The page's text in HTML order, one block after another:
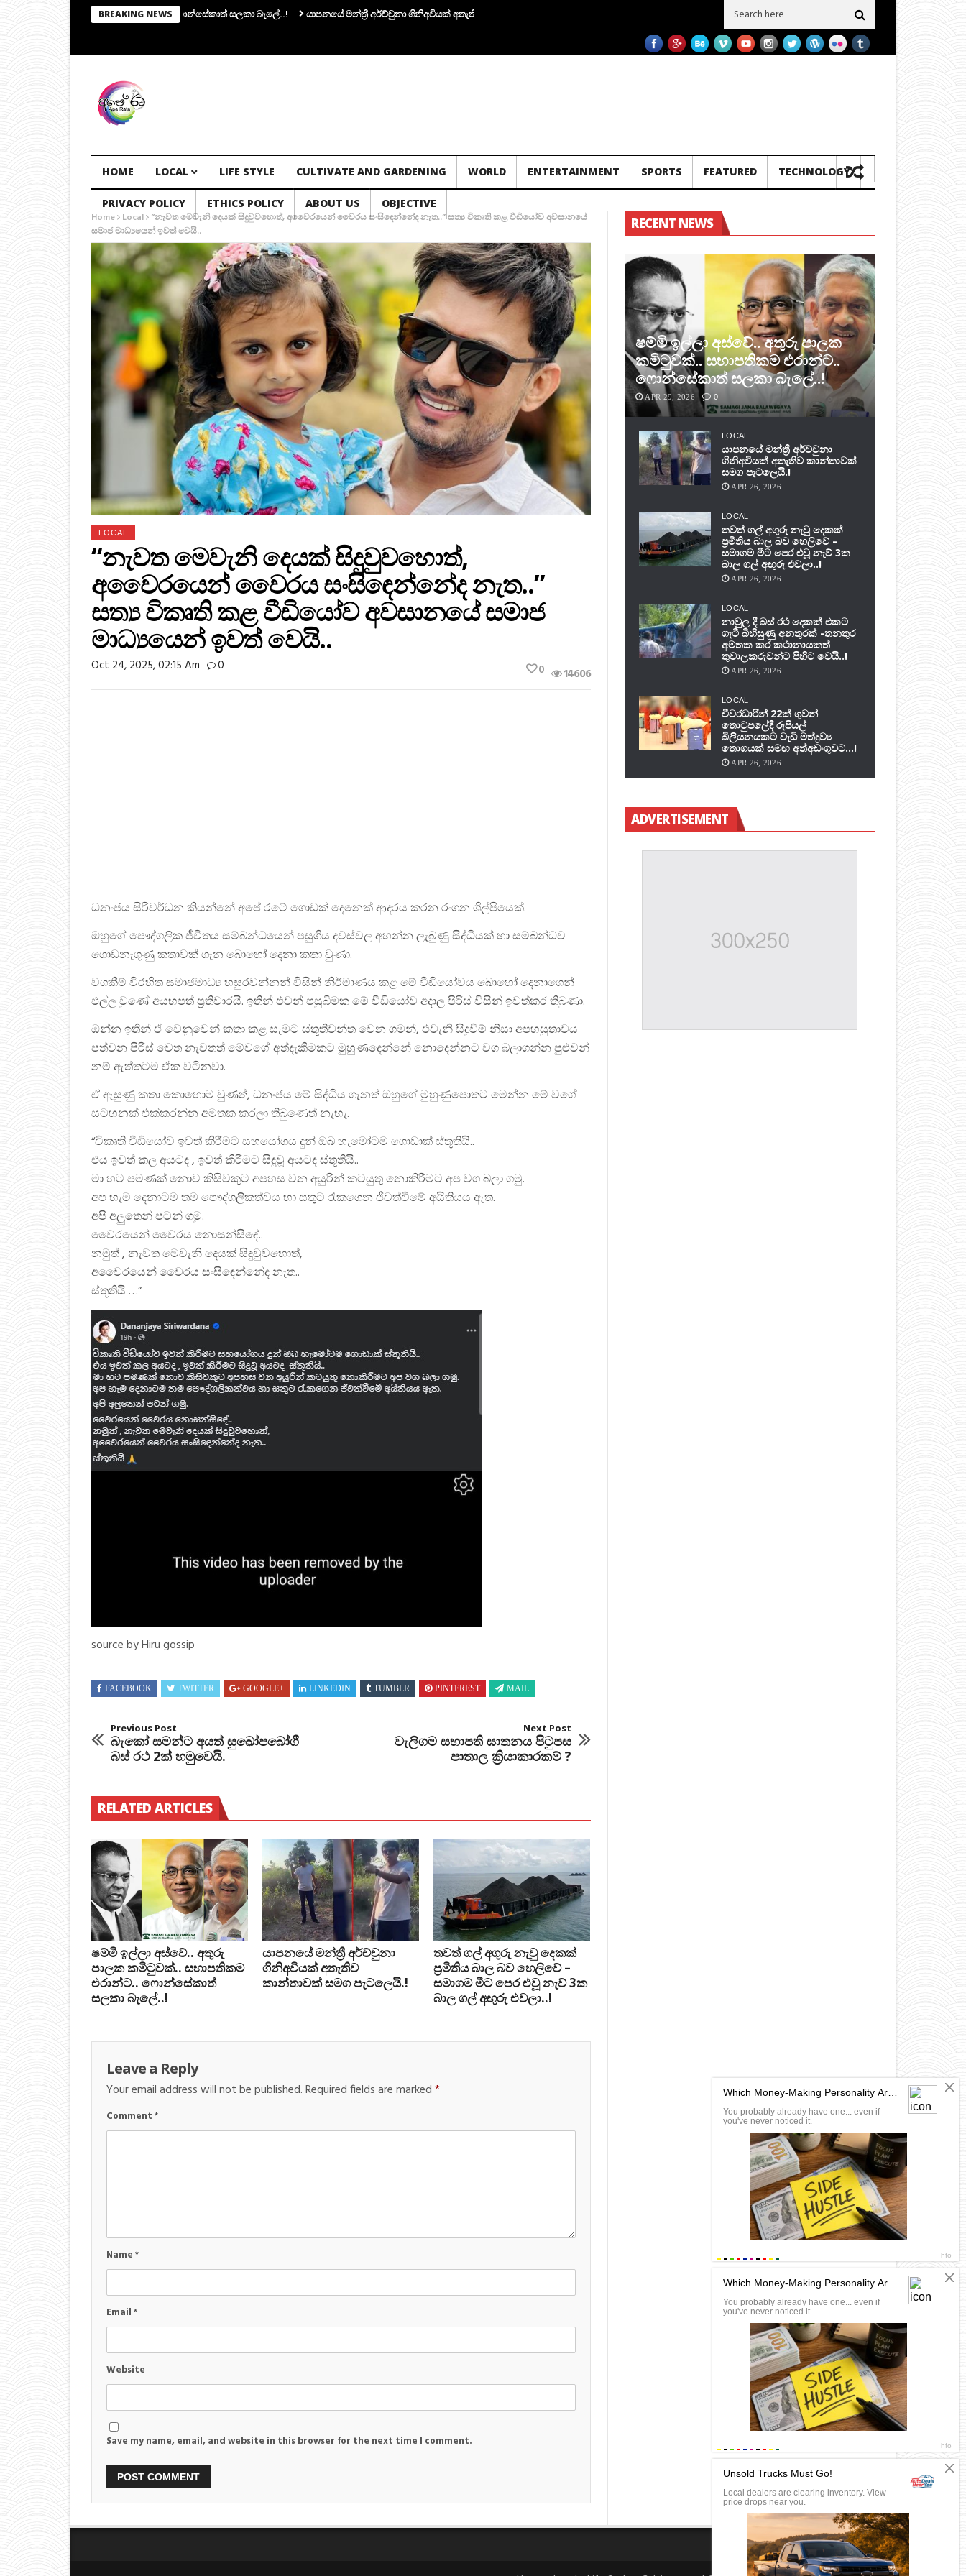
BREAKING NEWS
සභාපතිකම එරාන්ට.. ෆොන්සේකාත් සලකා බැලේ..! යාපනයේ මන්ත්‍රී අර්ච්චුනා ගිනිඅවියක් අතැතිව කාන්තාවක් සමග පැටලෙයි.! තවත් ගල් අගුරු නැවු දෙකක් ප‍්‍රමිතිය බාල බව හෙලිවේ – සමාගම මීට පෙර එවූ නැව් 3ක බාල ගල් අඟුරු
HOME LOCAL LIFE STYLE CULTIVATE AND GARDENING WORLD ENTERTAINMENT SPORTS FEATURED TECHNOLOGY
PRIVACY POLICY ETHICS POLICY ABOUT US OBJECTIVE
Home Local “නැවත මෙවැනි දෙයක් සිදුවුවහොත්, අවෛරයෙන් වෛරය සංසිඳෙන්නේද නැත..” සත්‍ය විකෘති කළ වීඩියෝව අවසානයේ
සමාජ මාධ්‍යයෙන් ඉවත් වෙයි..
LOCAL
“නැවත මෙවැනි දෙයක් සිදුවුවහොත්,
අවෛරයෙන් වෛරය සංසිඳෙන්නේද නැත..”
සත්‍ය විකෘති කළ වීඩියෝව අවසානයේ සමාජ
මාධ්‍යයෙන් ඉවත් වෙයි..
Oct 24, 2025, 02:15 Am 0 14606
0
ධනංජය සිරිවර්ධන කියන්නේ අපේ රටේ ගොඩක් දෙනෙක් ආදරය කරන රංගන ශිල්පියෙක්.
ඔහුගේ පෞද්ගලික ජීවිතය සම්බන්ධයෙන් පසුගිය දවස්වල අහන්න ලැබුණු සිද්ධියක් හා සම්බන්ධව
ගොඩනැගුණු කතාවක් ගැන බොහෝ දෙනා කතා වුණා.
වගකීම් විරහිත සමාජමාධ්‍ය හසුරවන්නන් විසින් නිර්මාණය කළ මේ වීඩියෝවය බොහෝ දෙනාගෙන්
එල්ල වුණේ අයහපත් ප්‍රතිචාරයි. ඉතින් එවන් පසුබිමක මේ වීඩියෝව අදාල පිරිස් විසින් ඉවත්කර තිබුණා.
ඔන්න ඉතින් ඒ වෙනුවෙන් කතා කළ සැමට ස්තූතිවන්ත වෙන ගමන්, එවැනි සිදුවීම් නිසා අපහසුතාවය
පත්වන පිරිස් වෙත නැවතත් මේවගේ අත්දැකීමකට මුහුණදෙන්නේ නොදෙන්නට වග බලාගන්න පුළුවන්
නම් ඇත්තටම ඒක වටිනවා.
ඒ ඇසුණු කතා කොහොම වුණත්, ධනංජය මේ සිද්ධිය ගැනත් ඔහුගේ මුහුණුපොතට මෙන්න මේ වගේ
සටහනක් එක්කරන්න අමතක කරලා තිබුණෙත් නැහැ.
“විකෘති වීඩියෝව ඉවත් කිරීමට සහයෝගය දුන් ඔබ හැමෝටම ගොඩාක් ස්තූතියි..
එය ඉවත් කල අයටද , ඉවත් කිරීමට සිදුවූ අයටද ස්තූතියි..
මා හට පමණක් නොව කිසිවකුට අපහස වන අයුරින් කටයුතු නොකිරීමට අප වග බලා ගමු.
අප හැම දෙනාටම තම පෞද්ගලිකත්වය හා සතුට රැකගෙන ජීවත්වීමේ අයිතියය ඇත.
අපි අලුතෙන් පටන් ගමු.
වෛරයෙන් වෛරය නොසන්සිඳේ..
නමුත් , නැවත මෙවැනි දෙයක් සිදුවුවහොත්,
අවෛරයෙන් වෛරය සංසිඳෙන්නේද නැත..
ස්තූතියි …”
source by Hiru gossip
FACEBOOK TWITTER GOOGLE+ LINKEDIN TUMBLR PINTEREST MAIL
Previous Post
බැකෝ සමන්ට අයත් සුඛෝපබෝගී
බස් රථ 2ක් හමුවෙයි.
Next Post
වැලිගම සභාපති ඝාතනය පිටුපස
පාතාල ක්‍රියාකාරකම් ?
RELATED ARTICLES
ෂම්මි ඉල්ලා අස්වේ.. අතුරු
පාලක කමිටුවක්.. සභාපතිකම
එරාන්ට.. ෆොන්සේකාත්
සලකා බැලේ..!
යාපනයේ මන්ත්‍රී අර්ච්චුනා
ගිනිඅවියක් අතැතිව
කාන්තාවක් සමග පැටලෙයි.!
තවත් ගල් අගුරු නැවු දෙකක්
ප‍්‍රමිතිය බාල බව හෙලිවේ –
සමාගම මීට පෙර එවූ නැව් 3ක
බාල ගල් අඟුරු එවලා..!
Leave a Reply
Your email address will not be published.Required fields are marked*
Comment*
Name*
Email*
Website
Save my name, email, and website in this browser for the next time I comment.
RECENT NEWS
ෂම්මි ඉල්ලා අස්වේ.. අතුරු පාලක
කමිටුවක්.. සභාපතිකම එරාන්ට..
ෆොන්සේකාත් සලකා බැලේ..!
APR 29, 2026 0
LOCAL
යාපනයේ මන්ත්‍රී අර්ච්චුනා
ගිනිඅවියක් අතැතිව කාන්තාවක්
සමග පැටලෙයි.!
APR 26, 2026
LOCAL
තවත් ගල් අගුරු නැවු දෙකක්
ප‍්‍රමිතිය බාල බව හෙලිවේ –
සමාගම මීට පෙර එවූ නැව් 3ක
බාල ගල් අඟුරු එවලා..!
APR 26, 2026
LOCAL
නාවුල දී බස් රථ දෙකක් එකට
ගැටී බිහිසුණු අනතුරක් -තනතුර
අමතක කර කථානායකත්
තුවාලකරුවන්ට පිහිට වෙයි..!
APR 26, 2026
LOCAL
චීවරධාරින් 22ක් ගුවන්
තොටුපලේදී රුපියල්
බිලියනයකට වැඩි මත්ද්‍රව්‍ය
තොගයක් සමඟ අත්අඩංගුවට…!
APR 26, 2026
ADVERTISEMENT